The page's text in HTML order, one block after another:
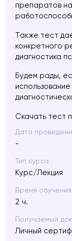
препаратов
Также тест
конкретного
диагностика
Будем рады,
Скачать тест
Дата
-
Тип курса
Курс/Лекция
Время обучения:
2 ч.
Получаемый
Личный